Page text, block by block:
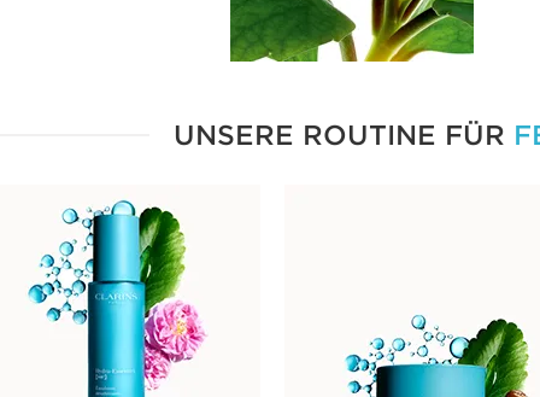
UNSERE ROUTINE FÜR